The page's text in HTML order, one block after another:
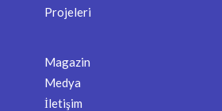
Projeleri
Magazin
Medya
İletişim